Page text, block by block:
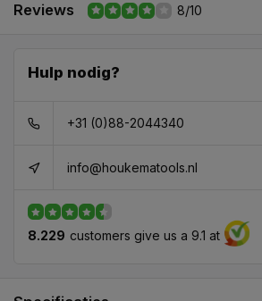
Reviews 8/10
Hulp nodig?
+31 (0)88-2044340
info@houkematools.nl
8.229 customers give us a 9.1 at